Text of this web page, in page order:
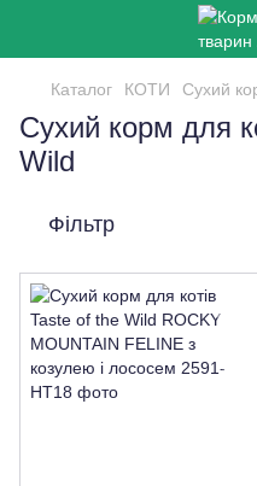
Каталог КОТИ Сухий
Сухий корм для
Wild
Фільтр